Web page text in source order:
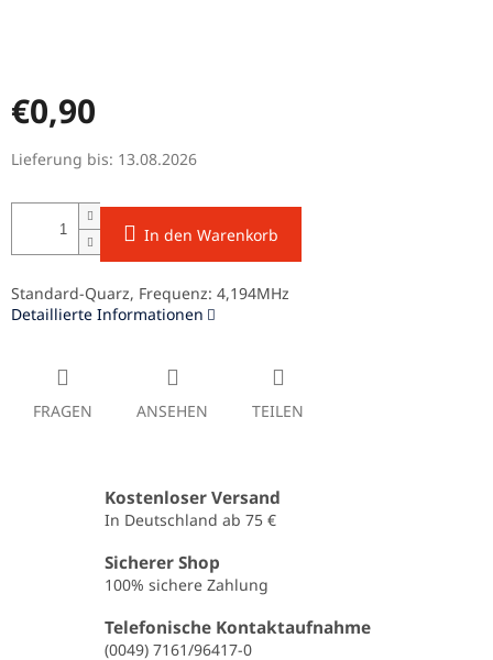
€0,90
Verkaufspreis:
Lieferung bis: 13.08.2026
In den Warenkorb
Standard-Quarz, Frequenz: 4,194MHz
Detaillierte Informationen
FRAGEN ANSEHEN TEILEN
Kostenloser Versand
In Deutschland ab 75 €
Sicherer Shop
100% sichere Zahlung
Telefonische Kontaktaufnahme
(0049) 7161/96417-0